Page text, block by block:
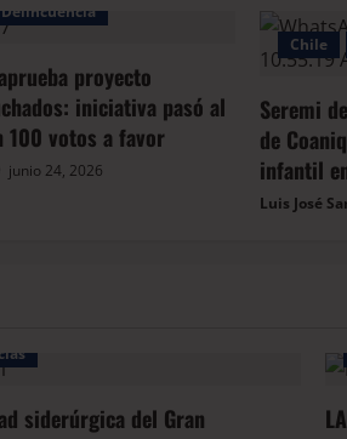
Delincuencia
proyecto
iniciativa pasó al
100 votos a favor
junio 24, 2026
Chile
Seremi
de
infantil
Luis José
siderúrgica del Gran